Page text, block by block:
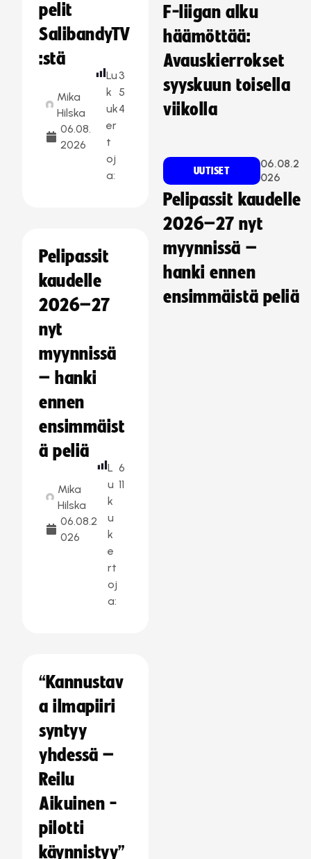
pelit
SalibandyTV
:stä
Mika
Hilska
06.08.
2026
Lu
k
uk
er
t
oj
a:
3
5
4
Pelipassit
kaudelle
2026–27
nyt
myynnissä
– hanki
ennen
ensimmäist
ä peliä
Mika
Hilska
06.08.2
026
L
u
k
u
k
e
rt
oj
a:
6
11
“Kannustav
a ilmapiiri
syntyy
yhdessä –
Reilu
Aikuinen -
pilotti
käynnistyy”
F-liigan alku
häämöttää:
Avauskierrokset
syyskuun toisella
viikolla
UUTISET
06.08.2
026
Pelipassit kaudelle
2026–27 nyt
myynnissä –
hanki ennen
ensimmäistä peliä